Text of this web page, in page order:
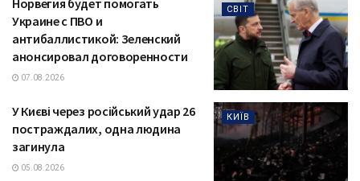
СВІТ
Украине с ПВО и
антибаллистикой: Зеленский
анонсировал договоренности
07.08.2026
КИЇВ
У Києві через російський удар 26
постраждалих, одна людина
загинула
05.08.2026